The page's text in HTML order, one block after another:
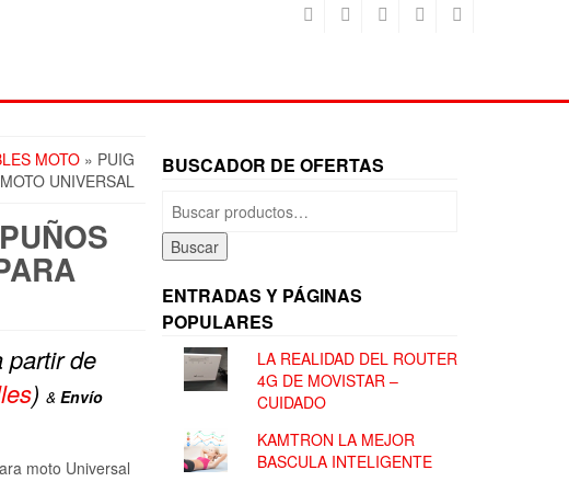
MOTO » PUIG
UNIVERSAL
de
) & Envío
moto Universal
BUSCADOR DE OFERTAS
Buscar
por:
Buscar
ENTRADAS Y PÁGINAS
POPULARES
LA REALIDAD DEL ROUTER
4G DE MOVISTAR –
CUIDADO
KAMTRON LA MEJOR
BASCULA INTELIGENTE